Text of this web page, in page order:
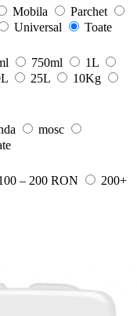
Mobila
Parchet
Universal Toate
750ml
1L
25L
10Kg
mosc
– 200 RON
200+